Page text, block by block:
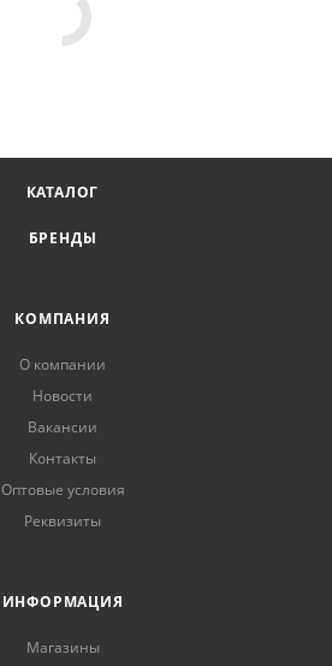
КАТАЛОГ
БРЕНДЫ
КОМПАНИЯ
О компании
Новости
Вакансии
Контакты
Оптовые условия
Реквизиты
ИНФОРМАЦИЯ
Магазины